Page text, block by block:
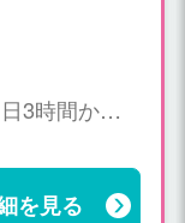
3時間か
を見る